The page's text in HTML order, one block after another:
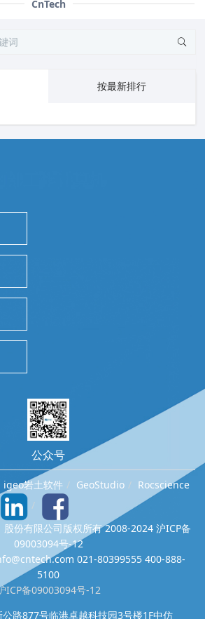
CnTech
按最新排行
公众号
igeo岩土软件 GeoStudio
Rocscience
份有限公司版权所有 2008-2024 沪ICP备
09003094号-12
021-80399555 400-888-
5100
ICP备09003094号-12
公路877号临港卓越科技园3号楼1F中仿